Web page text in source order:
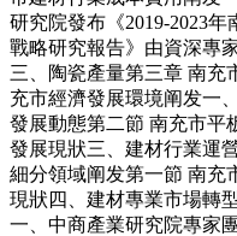
研究院發布《2019-2023
戰略研究報告》由資深專
三、陶瓷產量第三章 南充
充市經濟發展環境阐发一
發展動態第二節 南充市平
發展現狀三、建材行業運
細分領域阐发第一節 南充
現狀四、建材專業市場轉
一、中商產業研究院專家